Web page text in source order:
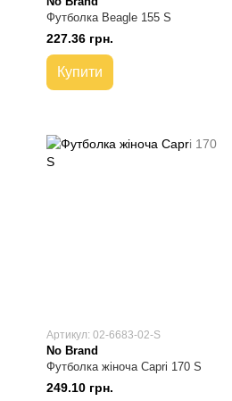
Футболка Beagle 155 S
227.36 грн.
Купити
Артикул: 02-6683-02-S
No Brand
Футболка жіноча Capri 170 S
249.10 грн.